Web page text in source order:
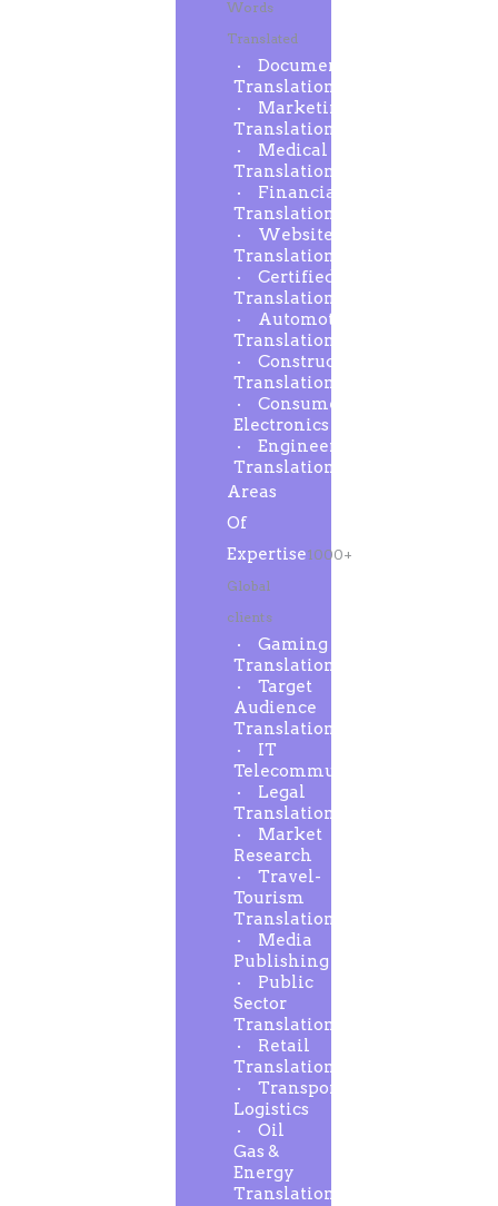
Words
Translated
Document
Translation
Marketing
Translation
Medical
Translation
Financial
Translation
Website
Translation
Certified
Translation
Automotive
Translation
Construction
Translation
Consumer
Electronics
Engineering
Translation
Areas
Of
Expertise1000+
Global
clients
Gaming
Translation
Target
Audience
Translation
IT
Telecommunication
Legal
Translation
Market
Research
Travel-
Tourism
Translation
Media
Publishing
Public
Sector
Translation
Retail
Translation
Transport-
Logistics
Oil
Gas &
Energy
Translation